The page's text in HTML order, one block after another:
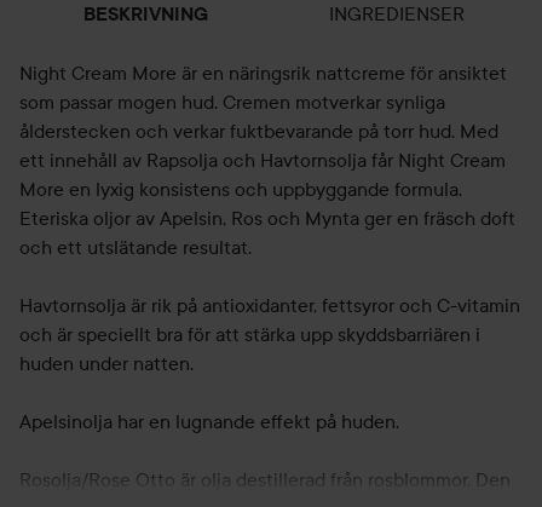
BESKRIVNING INGREDIENSER
Night Cream More är en näringsrik nattcreme för ansiktet
som passar mogen hud. Cremen motverkar synliga
ålderstecken och verkar fuktbevarande på torr hud. Med
ett innehåll av Rapsolja och Havtornsolja får Night Cream
More en lyxig konsistens och uppbyggande formula.
Eteriska oljor av Apelsin, Ros och Mynta ger en fräsch doft
och ett utslätande resultat.
Havtornsolja är rik på antioxidanter, fettsyror och C-vitamin
och är speciellt bra för att stärka upp skyddsbarriären i
huden under natten.
Apelsinolja har en lugnande effekt på huden.
Rosolja/Rose Otto är olja destillerad från rosblommor. Den